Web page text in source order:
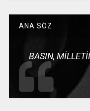
ANA SÖZ
BASIN,